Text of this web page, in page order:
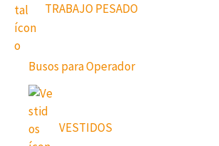
TRABAJO PESADO
Busos para Operador
VESTIDOS